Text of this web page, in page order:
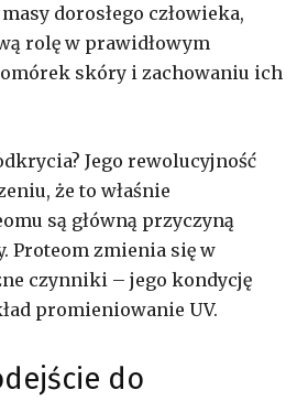
dorosłego człowieka,
rolę w prawidłowym
skóry i zachowaniu ich
Jego rewolucyjność
że to właśnie
są główną przyczyną
Proteom zmienia się w
czynniki – jego kondycję
promieniowanie UV.
do